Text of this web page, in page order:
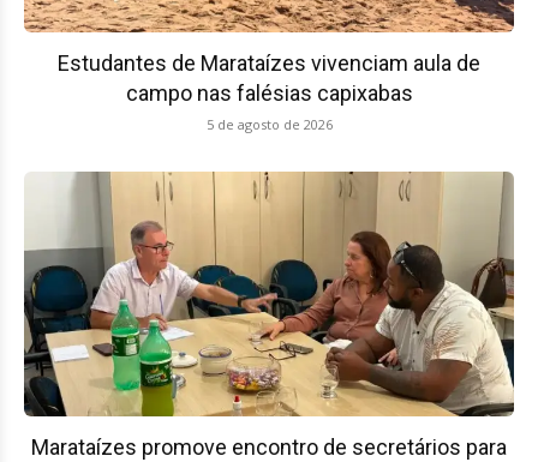
Estudantes de Marataízes vivenciam aula de
campo nas falésias capixabas
5 de agosto de 2026
Marataízes promove encontro de secretários para